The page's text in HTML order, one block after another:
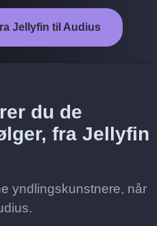
Jellyfin til Audius
du de
fra Jellyfin
yndlingskunstnere, når